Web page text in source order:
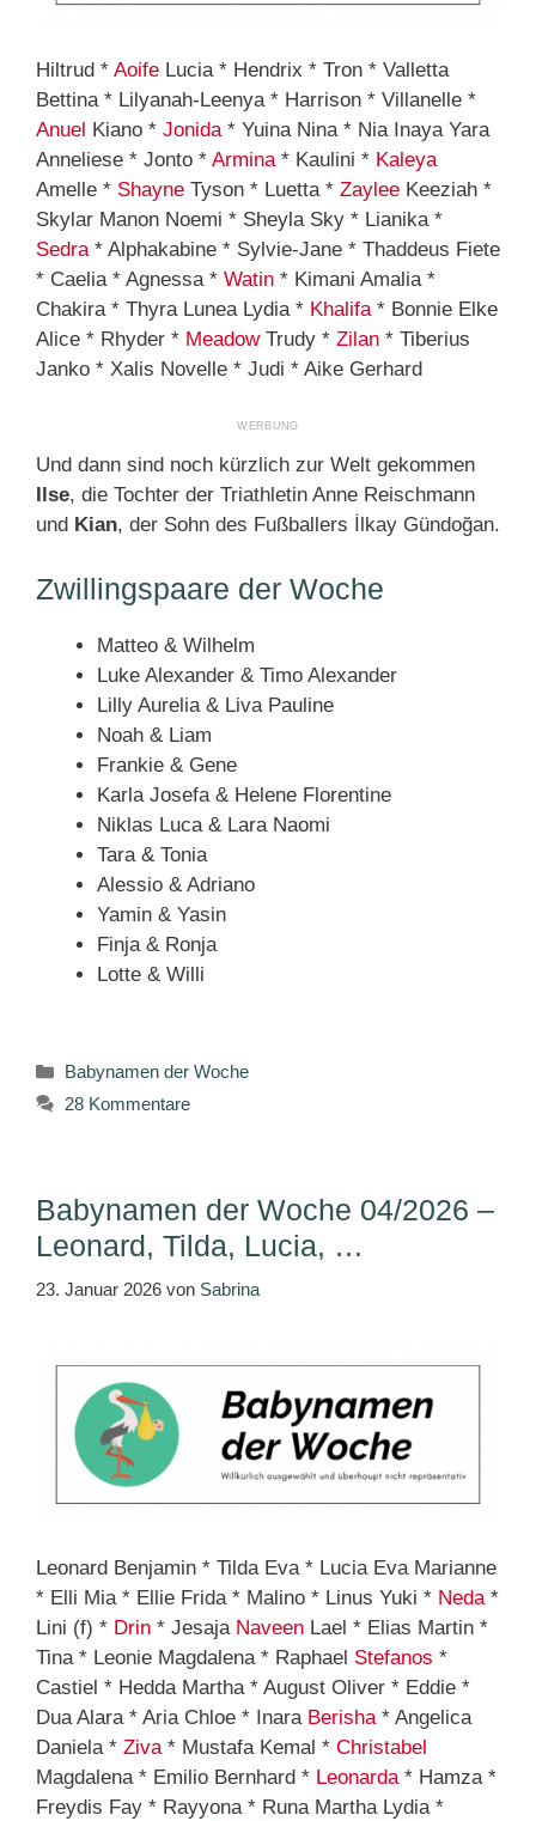
Hiltrud * Aoife Lucia * Hendrix * Tron * Valletta
Bettina * Lilyanah-Leenya * Harrison * Villanelle *
Anuel Kiano * Jonida * Yuina Nina * Nia Inaya Yara
Anneliese * Jonto * Armina * Kaulini * Kaleya
Amelle * Shayne Tyson * Luetta * Zaylee Keeziah *
Skylar Manon Noemi * Sheyla Sky * Lianika *
Sedra * Alphakabine * Sylvie-Jane * Thaddeus Fiete
* Caelia * Agnessa * Watin * Kimani Amalia *
Chakira * Thyra Lunea Lydia * Khalifa * Bonnie Elke
Alice * Rhyder * MeadowTrudy * Zilan * Tiberius
Janko * Xalis Novelle * Judi * Aike Gerhard
Und dann sind noch kürzlich zur Welt gekommen
Ilse, die Tochter der Triathletin Anne Reischmann
und Kian, der Sohn des Fußballers İlkay Gündoğan.
Zwillingspaare der Woche
Matteo & Wilhelm
Luke Alexander & Timo Alexander
Lilly Aurelia & Liva Pauline
Noah & Liam
Frankie & Gene
Karla Josefa & Helene Florentine
Niklas Luca & Lara Naomi
Tara & Tonia
Alessio & Adriano
Yamin & Yasin
Finja & Ronja
Lotte & Willi
Kategorien
Babynamen der Woche
28 Kommentare
Babynamen der Woche 04/2026 –
Leonard, Tilda, Lucia, …
23. Januar 2026 von Sabrina
Leonard Benjamin * Tilda Eva * Lucia Eva Marianne
* Elli Mia * Ellie Frida * Malino * Linus Yuki * Neda*
Lini (f) * Drin * Jesaja Naveen Lael * Elias Martin *
Tina * Leonie Magdalena * Raphael Stefanos *
Castiel * Hedda Martha * August Oliver * Eddie *
Dua Alara * Aria Chloe * Inara Berisha* Angelica
Daniela * Ziva* Mustafa Kemal * Christabel
Magdalena * Emilio Bernhard * Leonarda* Hamza *
Freydis Fay * Rayyona * Runa Martha Lydia *